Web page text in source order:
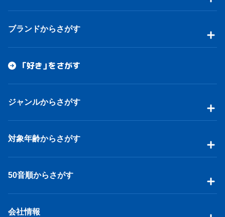
ブランドからさがす
「好き」をさがす
ジャンルからさがす
対象年齢からさがす
50音順からさがす
会社情報